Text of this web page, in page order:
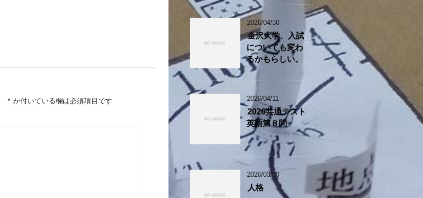
* が付いている欄は必須項目です
2026/04/30
金沢大学、入試
についても変わ
るかもらしい。
2026/04/11
2026共通テスト
英語第８問
2026/03/30
人格